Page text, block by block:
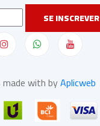
SE INSCREVER
with byAplicweb